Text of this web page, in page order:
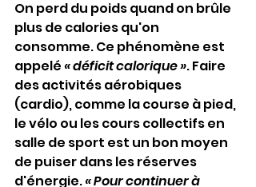
On perd du poids quand on brûle
plus de calories qu'on
consomme. Ce phénomène est
appelé « déficit calorique ». Faire
des activités aérobiques
(cardio), comme la course à pied,
le vélo ou les cours collectifs en
salle de sport est un bon moyen
de puiser dans les réserves
d'énergie. « Pour continuer à